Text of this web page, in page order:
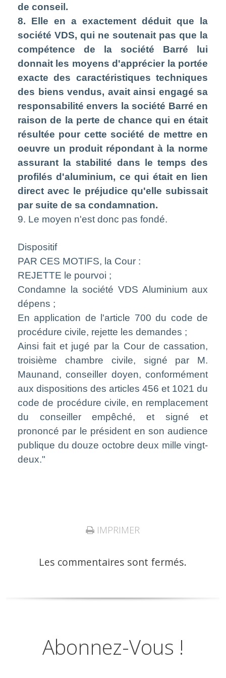
de conseil.
8. Elle en a exactement déduit que la
société VDS, qui ne soutenait pas que la
compétence de la société Barré lui
donnait les moyens d'apprécier la portée
exacte des caractéristiques techniques
des biens vendus, avait ainsi engagé sa
responsabilité envers la société Barré en
raison de la perte de chance qui en était
résultée pour cette société de mettre en
oeuvre un produit répondant à la norme
assurant la stabilité dans le temps des
profilés d'aluminium, ce qui était en lien
direct avec le préjudice qu'elle subissait
par suite de sa condamnation.
9. Le moyen n'est donc pas fondé.
Dispositif
PAR CES MOTIFS, la Cour :
REJETTE le pourvoi ;
Condamne la société VDS Aluminium aux
dépens ;
En application de l'article 700 du code de
procédure civile, rejette les demandes ;
Ainsi fait et jugé par la Cour de cassation,
troisième chambre civile, signé par M.
Maunand, conseiller doyen, conformément
aux dispositions des articles 456 et 1021 du
code de procédure civile, en remplacement
du conseiller empêché, et signé et
prononcé par le président en son audience
publique du douze octobre deux mille vingt-
deux."
IMPRIMER
Les commentaires sont fermés.
Abonnez-Vous !